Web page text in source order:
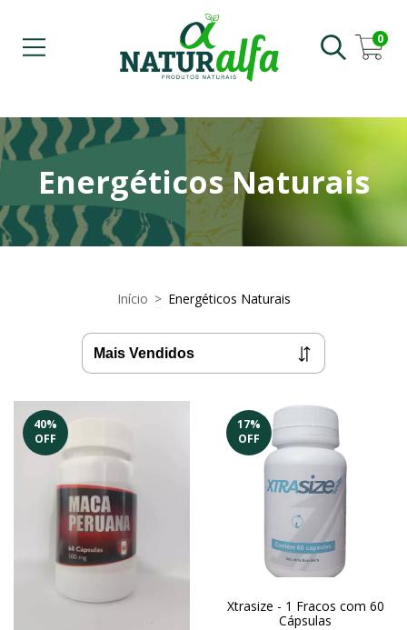
0
Energéticos Naturais
Início > Energéticos Naturais
40%
OFF
17%
OFF
Xtrasize - 1 Fracos com 60
Cápsulas